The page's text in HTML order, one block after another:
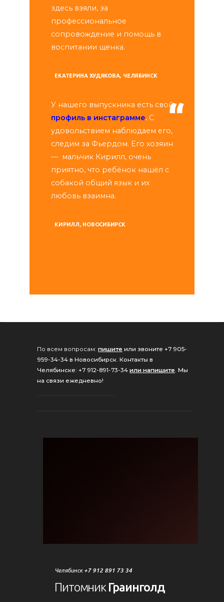
здесь взяли, за
профессиональное
сопровождение и помощь в
воспитании щенка.
ЕКАТЕРИНА ХУДЯКОВА ЧЕЛЯБИНСК
У нашего выпускника есть свой
профиль в инстаграмме. С
удовольствием наблюдаем его,
следим за Фьердом. Его хозяин
— мальчик Кирилл, очень
приятно, что ребёнок нашёл с
собакой общий язык и их
любовь взаимна.
КИРИЛЛ НОВОСИБИРСК
По всем вопросам: пишите или звоните +7 905-
959-34-34 в Новосибирск. Контакты в
Челябинске: +7 912-891-73-34 или напишите. Мы
на связи ежедневно!
Челябинск +7 912 891 73 34
Питомник Граинголд